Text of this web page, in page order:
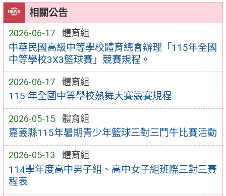
相關公告
2026-06-17 體育組
中華民國高級中等學校體育總會辦理「115年全國
中等學校3X3籃球賽」競賽規程。
2026-06-17 體育組
115 年全國中等學校熱舞大賽競賽規程
2026-05-15 體育組
嘉義縣115年暑期青少年籃球三對三鬥牛比賽活動
2026-05-13 體育組
114學年度高中男子組、高中女子組班際三對三賽
程表